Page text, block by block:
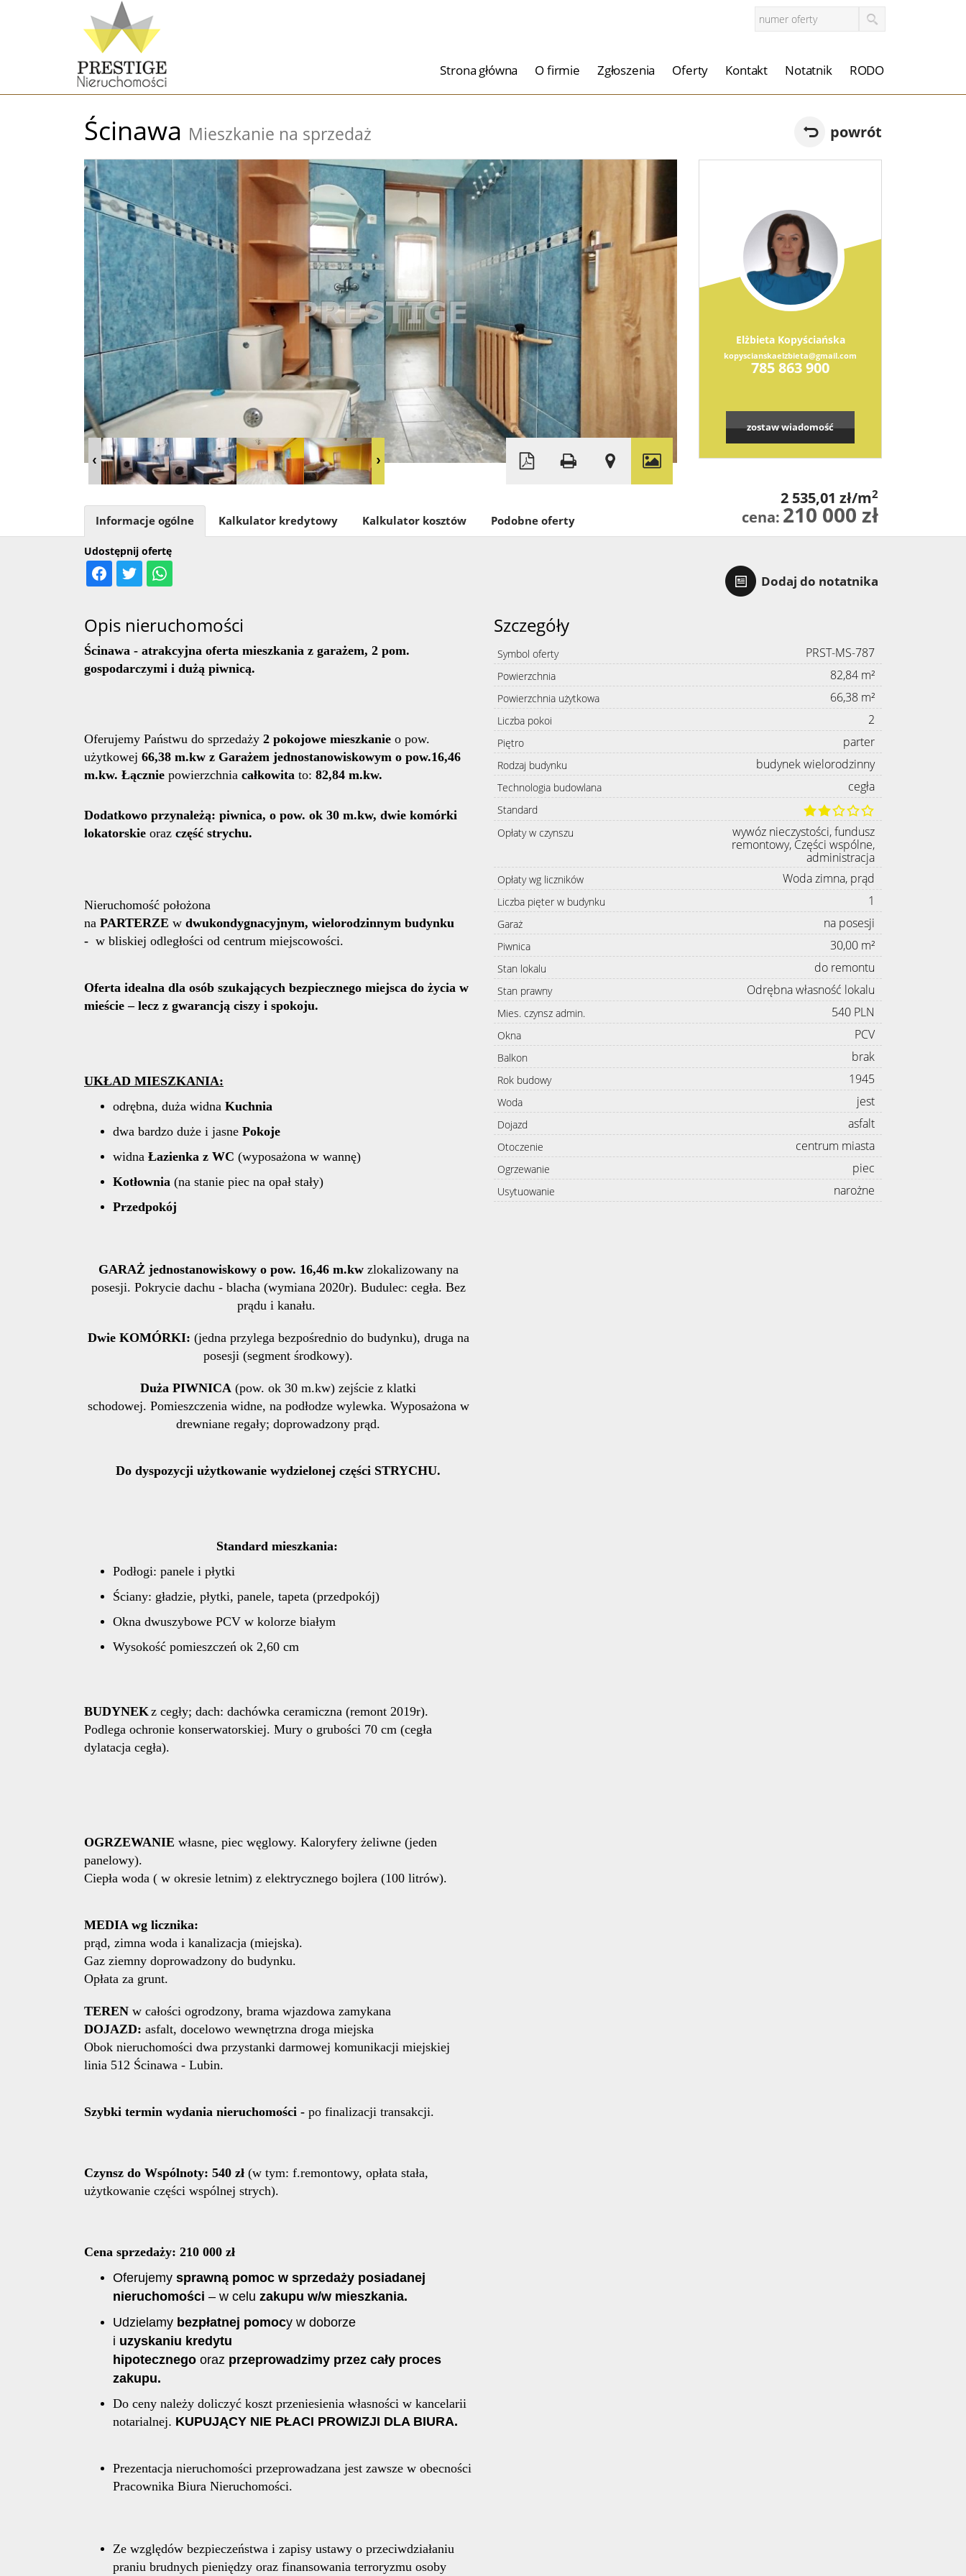
Strona główna O firmie Zgłoszenia Oferty Kontakt Notatnik RODO
Ścinawa Mieszkanie na sprzedaż powrót
+
−
©OpenStreetMap contributors
Elżbieta Kopyściańska
kopyscianskaelzbieta@gmail.com
785 863 900
zostaw wiadomość
2 535,01 zł/m2
cena: 210 000 zł
Dodaj do notatnika
Udostępnij ofertę
Informacje ogólne Kalkulator kredytowy Kalkulator kosztów Podobne oferty
Opis nieruchomości
Ścinawa - atrakcyjna oferta mieszkania z garażem, 2 pom.
gospodarczymi i dużą piwnicą.
Oferujemy Państwu do sprzedaży 2 pokojowe mieszkanie o pow.
użytkowej 66,38 m.kw z Garażem jednostanowiskowym o pow.16,46
m.kw. Łącznie powierzchnia całkowita to: 82,84 m.kw.
Dodatkowo przynależą: piwnica, o pow. ok 30 m.kw, dwie komórki
lokatorskie oraz część strychu.
Nieruchomość położona
na PARTERZE w dwukondygnacyjnym, wielorodzinnym budynku
- w bliskiej odległości od centrum miejscowości.
Oferta idealna dla osób szukających bezpiecznego miejsca do życia w
mieście – lecz z gwarancją ciszy i spokoju.
UKŁAD MIESZKANIA:
odrębna, duża widna Kuchnia
dwa bardzo duże i jasne Pokoje
widna Łazienka z WC (wyposażona w wannę)
Kotłownia (na stanie piec na opał stały)
Przedpokój
GARAŻ jednostanowiskowy o pow. 16,46 m.kwzlokalizowany na
posesji. Pokrycie dachu - blacha (wymiana 2020r). Budulec: cegła. Bez
prądu i kanału.
Dwie KOMÓRKI: (jedna przylega bezpośrednio do budynku), druga na
posesji (segment środkowy).
Duża PIWNICA (pow. ok 30 m.kw) zejście z klatki
schodowej. Pomieszczenia widne, na podłodze wylewka. Wyposażona w
drewniane regały; doprowadzony prąd.
Do dyspozycji użytkowanie wydzielonej części STRYCHU.
Standard mieszkania:
Podłogi: panele i płytki
Ściany: gładzie, płytki, panele, tapeta (przedpokój)
Okna dwuszybowe PCV w kolorze białym
Wysokość pomieszczeń ok 2,60 cm
BUDYNEKz cegły; dach: dachówka ceramiczna (remont 2019r).
Podlega ochronie konserwatorskiej. Mury o grubości 70 cm (cegła
dylatacja cegła).
OGRZEWANIE własne, piec węglowy. Kaloryfery żeliwne (jeden
panelowy).
Ciepła woda ( w okresie letnim) z elektrycznego bojlera (100 litrów).
MEDIA wg licznika:
prąd, zimna woda i kanalizacja (miejska).
Gaz ziemny doprowadzony do budynku.
Opłata za grunt.
TEREN w całości ogrodzony, brama wjazdowa zamykana
DOJAZD: asfalt, docelowo wewnętrzna droga miejska
Obok nieruchomości dwa przystanki darmowej komunikacji miejskiej
linia 512 Ścinawa - Lubin.
Szybki termin wydania nieruchomości - po finalizacji transakcji.
Czynsz do Wspólnoty: 540 zł (w tym: f.remontowy, opłata stała,
użytkowanie części wspólnej strych).
Cena sprzedaży: 210 000 zł
Oferujemy sprawną pomoc w sprzedaży posiadanej
nieruchomości – w celu zakupu w/w mieszkania.
Udzielamy bezpłatnej pomocy w doborze
i uzyskaniu kredytu
hipotecznego oraz przeprowadzimy przez cały proces
zakupu.
Do ceny należy doliczyć koszt przeniesienia własności w kancelarii
notarialnej. KUPUJĄCY NIE PŁACI PROWIZJI DLA BIURA.
Prezentacja nieruchomości przeprowadzana jest zawsze w obecności
Pracownika Biura Nieruchomości.
Ze względów bezpieczeństwa i zapisy ustawy o przeciwdziałaniu
praniu brudnych pieniędzy oraz finansowania terroryzmu osoby
Szczegóły
Symbol oferty PRST-MS-787
Powierzchnia 82,84 m²
Powierzchnia użytkowa 66,38 m²
Liczba pokoi 2
Piętro parter
Rodzaj budynku budynek wielorodzinny
Technologia budowlana cegła
Standard
Opłaty w czynszu
wywóz nieczystości, fundusz
remontowy, Części wspólne,
administracja
Opłaty wg liczników Woda zimna, prąd
Liczba pięter w budynku 1
Garaż na posesji
Piwnica 30,00 m²
Stan lokalu do remontu
Stan prawny Odrębna własność lokalu
Mies. czynsz admin. 540 PLN
Okna PCV
Balkon brak
Rok budowy 1945
Woda jest
Dojazd asfalt
Otoczenie centrum miasta
Ogrzewanie piec
Usytuowanie narożne